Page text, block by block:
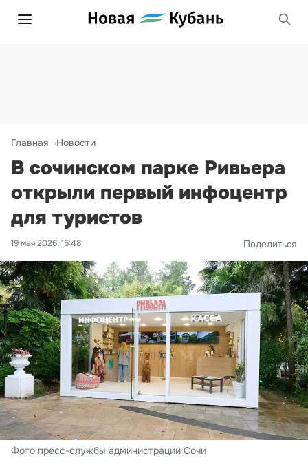
Главная Новости
В сочинском парке Ривьера
открыли первый инфоцентр
для туристов
19 мая 2026, 15:48 Поделиться
Фото пресс-службы администрации Сочи